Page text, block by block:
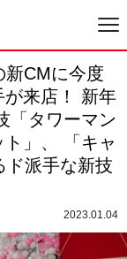
CMに今度
が来店！ 新年
「タワーマン
」、 「キャ
派手な新技
2023.01.04